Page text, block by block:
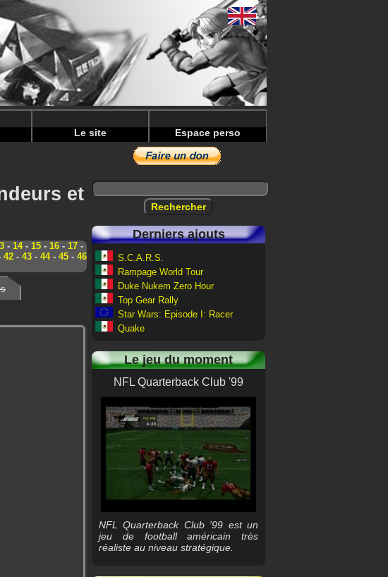
line70
line74
Le site Espace perso
et
- 14- 15 - 16 - 17 -
42- 43- 44- 45- 46
Derniers ajouts
S.C.A.R.S.
Rampage World Tour
Duke Nukem Zero Hour
Top Gear Rally
Star Wars: Episode I: Racer
Quake
Le jeu du moment
NFL Quarterback Club '99
NFL Quarterback Club '99 est un
jeu de football américain très
réaliste au niveau stratégique.